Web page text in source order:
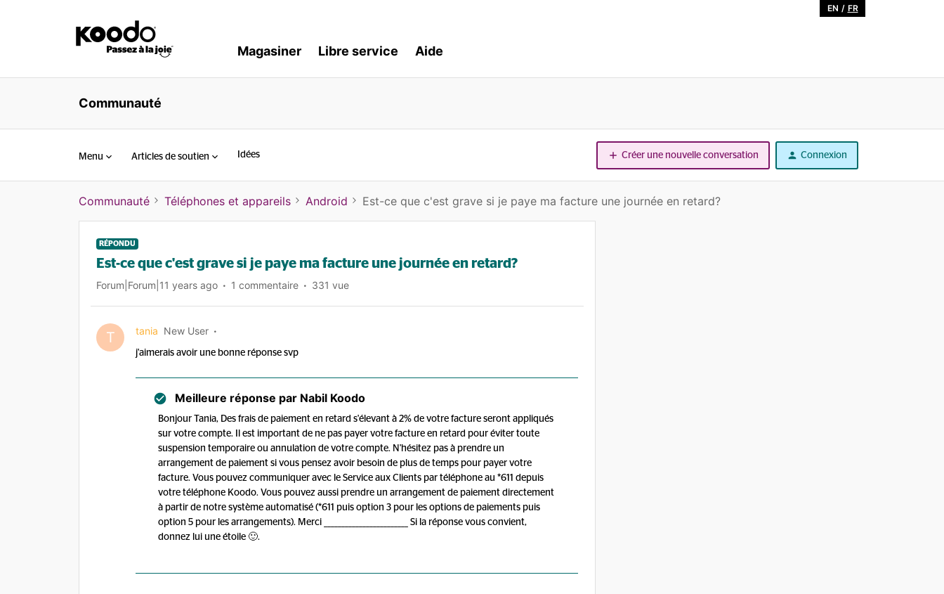
EN / FR
Magasiner Libre service Aide
Communauté
Menu Articles de soutien Idées Créer une nouvelle conversation Connexion
Communauté Téléphones et appareils Android Est-ce que c'est grave si je paye ma facture une journée en retard?
RÉPONDU
Est-ce que c'est grave si je paye ma facture une journée en retard?
Forum|Forum|11 years ago 1 commentaire 331 vue
T tania New User
j'aimerais avoir une bonne réponse svp
Meilleure réponse par Nabil Koodo
Bonjour Tania, Des frais de paiement en retard s'élevant à 2% de votre facture seront appliqués
sur votre compte. Il est important de ne pas payer votre facture en retard pour éviter toute
suspension temporaire ou annulation de votre compte. N'hésitez pas à prendre un
arrangement de paiement si vous pensez avoir besoin de plus de temps pour payer votre
facture. Vous pouvez communiquer avec le Service aux Clients par téléphone au *611 depuis
votre téléphone Koodo. Vous pouvez aussi prendre un arrangement de paiement directement
à partir de notre système automatisé (*611 puis option 3 pour les options de paiements puis
option 5 pour les arrangements). Merci ________________________ Si la réponse vous convient,
donnez lui une étoile 🙂.